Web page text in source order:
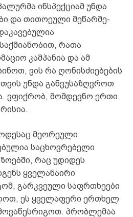
ინსპექციამ უნდა
და თითოეული მეწარმე-
რათა
კამპანია და ამ
ვის რა ღონისძიებების
უნდა განვუსაზღვროთ
ვფიქრობ, მომდევნო ერთი
მეორეული
საცხოვრებელი
რაც უდიდეს
ყველანაირი
გარკვეული საფრთხეები
ეს ყველაფერი ერთხელ
პრობლემაა